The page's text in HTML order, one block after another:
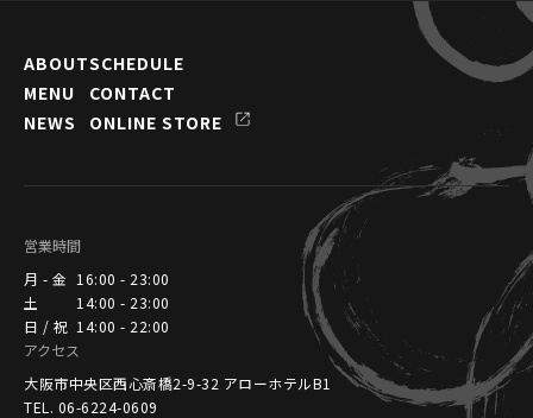
ABOUT
MENU
NEWS
SCHEDULE
CONTACT
ONLINE STORE
営業時間
月 - 金 16:00 - 23:00
土
14:00 - 23:00
日 / 祝 14:00 - 22:00
アクセス
大阪市中央区西心斎橋2-9-32 アローホテルB1
TEL. 06-6224-0609